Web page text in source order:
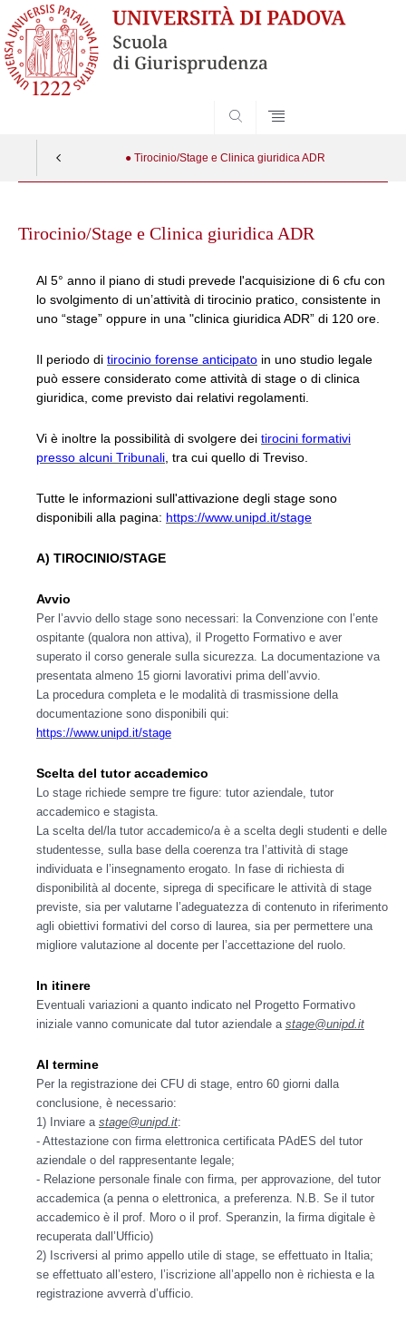
● Tirocinio/Stage e Clinica giuridica ADR
contentTirocinio/Stage e Clinica giuridica ADR
Al 5° anno il piano di studi prevede l'acquisizione di 6 cfu con
lo svolgimento di un’attività di tirocinio pratico, consistente in
uno “stage” oppure in una "clinica giuridica ADR” di 120 ore.
Il periodo di tirocinio forense anticipato in uno studio legale
può essere considerato come attività di stage o di clinica
giuridica, come previsto dai relativi regolamenti.
Vi è inoltre la possibilità di svolgere dei tirocini formativi
presso alcuni Tribunali , tra cui quello di Treviso.
Tutte le informazioni sull'attivazione degli stage sono
disponibili alla pagina: https://www.unipd.it/stage
A) TIROCINIO/STAGE
Avvio
Per l’avvio dello stage sono necessari: la Convenzione con l’ente
ospitante (qualora non attiva), il Progetto Formativo e aver
superato il corso generale sulla sicurezza. La documentazione va
presentata almeno 15 giorni lavorativi prima dell’avvio.
La procedura completa e le modalità di trasmissione della
documentazione sono disponibili qui:
https://www.unipd.it/stage
Scelta del tutor accademico
Lo stage richiede sempre tre figure: tutor aziendale, tutor
accademico e stagista.
La scelta del/la tutor accademico/a è a scelta degli studenti e delle
studentesse, sulla base della coerenza tra l’attività di stage
individuata e l’insegnamento erogato. In fase di richiesta di
disponibilità al docente, siprega di specificare le attività di stage
previste, sia per valutarne l’adeguatezza di contenuto in riferimento
agli obiettivi formativi del corso di laurea, sia per permettere una
migliore valutazione al docente per l’accettazione del ruolo.
In itinere
Eventuali variazioni a quanto indicato nel Progetto Formativo
iniziale vanno comunicate dal tutor aziendale a stage@unipd.it
Al termine
Per la registrazione dei CFU di stage, entro 60 giorni dalla
conclusione, è necessario:
1) Inviare a stage@unipd.it:
- Attestazione con firma elettronica certificata PAdES del tutor
aziendale o del rappresentante legale;
- Relazione personale finale con firma, per approvazione, del tutor
accademica (a penna o elettronica, a preferenza. N.B. Se il tutor
accademico è il prof. Moro o il prof. Speranzin, la firma digitale è
recuperata dall’Ufficio)
2) Iscriversi al primo appello utile di stage, se effettuato in Italia;
se effettuato all’estero, l’iscrizione all’appello non è richiesta e la
registrazione avverrà d’ufficio.